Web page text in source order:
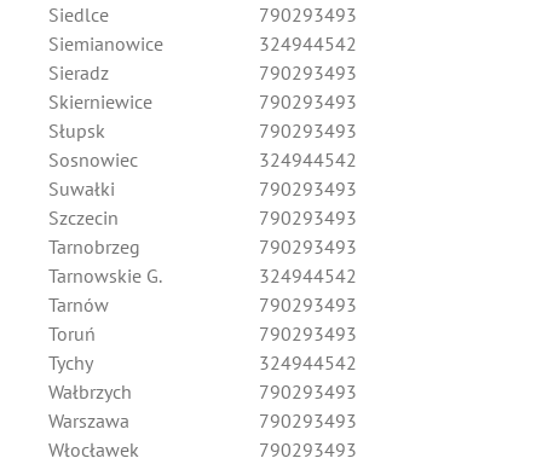
Siedlce
790293493
Siemianowice
324944542
Sieradz
790293493
Skierniewice
790293493
Słupsk
790293493
Sosnowiec
324944542
Suwałki
790293493
Szczecin
790293493
Tarnobrzeg
790293493
Tarnowskie G.
324944542
Tarnów
790293493
Toruń
790293493
Tychy
324944542
Wałbrzych
790293493
Warszawa
790293493
Włocławek
790293493